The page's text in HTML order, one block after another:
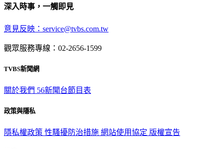
深入時事，一觸即見
意見反映：service@tvbs.com.tw
觀眾服務專線：02-2656-1599
TVBS新聞網
關於我們 56新聞台節目表
政策與隱私
隱私權政策 性騷擾防治措施 網站使用協定 版權宣告